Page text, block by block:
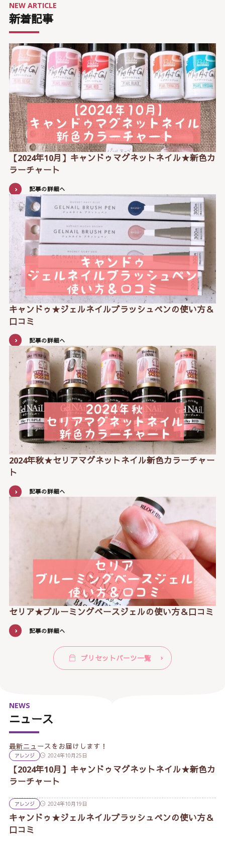
新着記事
NEW ARTICLE
【2024年10月】キャンドゥマグネットネイル★新色カ
ラーチャート
記事の詳細へ
キャンドゥ★ジェルネイルブラッシュペンの使い方＆
口コミ
記事の詳細へ
2024年秋★セリアマグネットネイル新色カラーチャー
ト
記事の詳細へ
セリア★ブルーミングベースジェルの使い方＆口コミ
記事の詳細へ
プリセットパーツ一覧
ニュース
NEWS
最新ニュースをお届けします！
アレンジ 2024年10月25日
【2024年10月】キャンドゥマグネットネイル★新色カ
ラーチャート
アレンジ 2024年10月19日
キャンドゥ★ジェルネイルブラッシュペンの使い方＆
口コミ